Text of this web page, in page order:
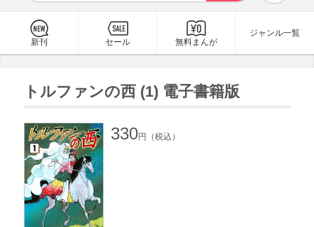
新刊 セール 無料まんが
ジャンル一覧
トルファンの西 (1) 電子書籍版
330円（税込）